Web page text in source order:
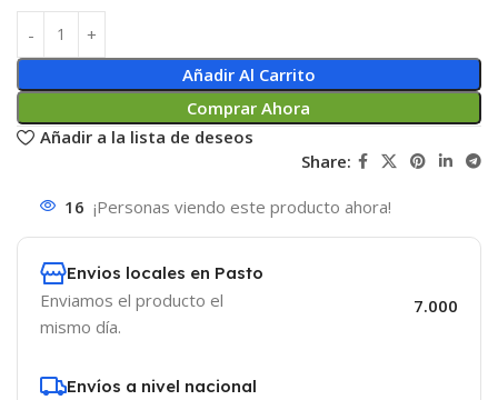
Añadir Al Carrito
Comprar Ahora
Añadir a la lista de deseos
Share:
16 ¡Personas viendo este producto ahora!
Envios locales en Pasto
Enviamos el producto el
mismo día.
7.000
Envíos a nivel nacional